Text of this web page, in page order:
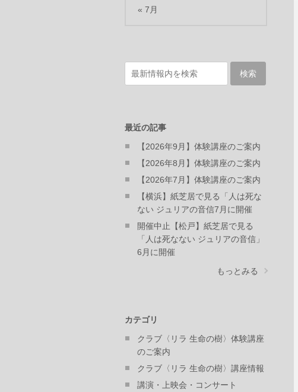
« 7月
最近の記事
【2026年9月】体験講座のご案内
【2026年8月】体験講座のご案内
【2026年7月】体験講座のご案内
【横浜】紙芝居で見る「人は死な
ない ジュリアの音信7月に開催
開催中止【松戸】紙芝居で見る
「人は死なない ジュリアの音信」
6月に開催
もっとみる
カテゴリ
クラブ〈リラ 生命の樹〉体験講座
のご案内
クラブ〈リラ 生命の樹〉講座情報
講演・上映会・コンサート